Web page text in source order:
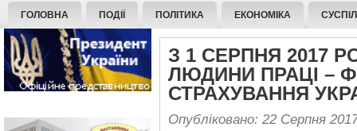
ГОЛОВНА ПОДІЇ ПОЛІТИКА ЕКОНОМІКА
З 1 СЕРПНЯ 2017
ЛЮДИНИ ПРАЦІ –
СТРАХУВАННЯ
Опубліковано: 22 Серпня